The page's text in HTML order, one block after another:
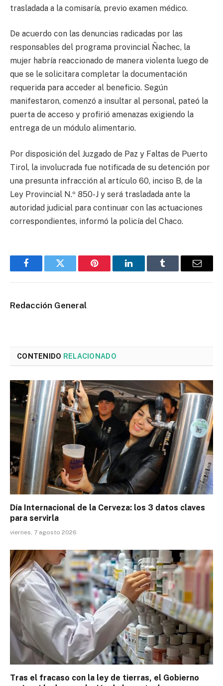
trasladada a la comisaría, previo examen médico.
De acuerdo con las denuncias radicadas por las
responsables del programa provincial Ñachec, la
mujer habría reaccionado de manera violenta luego de
que se le solicitara completar la documentación
requerida para acceder al beneficio. Según
manifestaron, comenzó a insultar al personal, pateó la
puerta de acceso y profirió amenazas exigiendo la
entrega de un módulo alimentario.
Por disposición del Juzgado de Paz y Faltas de Puerto
Tirol, la involucrada fue notificada de su detención por
una presunta infracción al artículo 60, inciso B, de la
Ley Provincial N.º 850-J y será trasladada ante la
autoridad judicial para continuar con las actuaciones
correspondientes, informó la policía del Chaco.
FacebookTwitter Pinterest LinkedInTumblr Email
Redacción General
CONTENIDO RELACIONADO
Día Internacional de la Cerveza: los 3 datos claves
para servirla
viernes, 7 agosto 2026
Tras el fracaso con la ley de tierras, el Gobierno